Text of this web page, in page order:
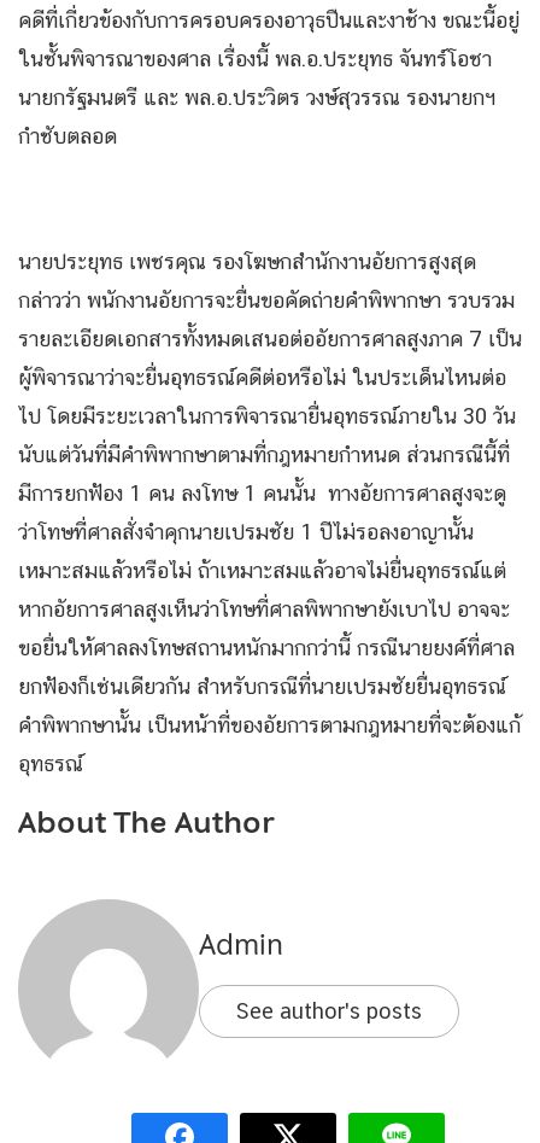
คดีที่เกี่ยวข้องกับการครอบครองอาวุธปืนและงาช้าง ขณะนี้อยู่
ในชั้นพิจารณาของศาล เรื่องนี้ พล.อ.ประยุทธ จันทร์โอชา
นายกรัฐมนตรี และ พล.อ.ประวิตร วงษ์สุวรรณ รองนายกฯ
กำชับตลอด
นายประยุทธ เพชรคุณ รองโฆษกสำนักงานอัยการสูงสุด
กล่าวว่า พนักงานอัยการจะยื่นขอคัดถ่ายคำพิพากษา รวบรวม
รายละเอียดเอกสารทั้งหมดเสนอต่ออัยการศาลสูงภาค 7 เป็น
ผู้พิจารณาว่าจะยื่นอุทธรณ์คดีต่อหรือไม่ ในประเด็นไหนต่อ
ไป โดยมีระยะเวลาในการพิจารณายื่นอุทธรณ์ภายใน 30 วัน
นับแต่วันที่มีคำพิพากษาตามที่กฎหมายกำหนด ส่วนกรณีนี้ที่
มีการยกฟ้อง 1 คน ลงโทษ 1 คนนั้น ทางอัยการศาลสูงจะดู
ว่าโทษที่ศาลสั่งจำคุกนายเปรมชัย 1 ปีไม่รอลงอาญานั้น
เหมาะสมแล้วหรือไม่ ถ้าเหมาะสมแล้วอาจไม่ยื่นอุทธรณ์แต่
หากอัยการศาลสูงเห็นว่าโทษที่ศาลพิพากษายังเบาไป อาจจะ
ขอยื่นให้ศาลลงโทษสถานหนักมากกว่านี้ กรณีนายยงค์ที่ศาล
ยกฟ้องก็เช่นเดียวกัน สำหรับกรณีที่นายเปรมชัยยื่นอุทธรณ์
คำพิพากษานั้น เป็นหน้าที่ของอัยการตามกฎหมายที่จะต้องแก้
อุทธรณ์
About The Author
Admin
See author's posts